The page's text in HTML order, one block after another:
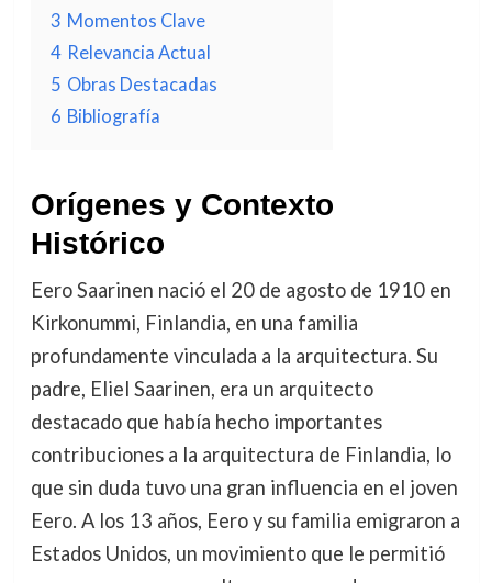
3 Momentos Clave
4 Relevancia Actual
5 Obras Destacadas
6 Bibliografía
Orígenes y Contexto
Histórico
Eero Saarinen nació el 20 de agosto de 1910 en
Kirkonummi, Finlandia, en una familia
profundamente vinculada a la arquitectura. Su
padre, Eliel Saarinen, era un arquitecto
destacado que había hecho importantes
contribuciones a la arquitectura de Finlandia, lo
que sin duda tuvo una gran influencia en el joven
Eero. A los 13 años, Eero y su familia emigraron a
Estados Unidos, un movimiento que le permitió